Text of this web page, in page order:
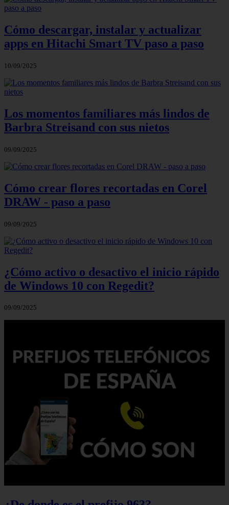
Cómo descargar, instalar y actualizar
apps en Hitachi Smart TV paso a paso
10/09/2025
Los momentos familiares más lindos de
Barbra Streisand con sus nietos
09/09/2025
Cómo crear flores recortadas en Corel
DRAW - paso a paso
09/09/2025
¿Cómo activo o desactivo el inicio rápido
de Windows 10 con Regedit?
09/09/2025